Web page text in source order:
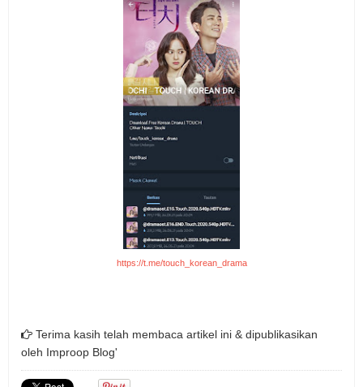
https://t.me/touch_korean_drama
Terima kasih telah membaca artikel ini & dipublikasikan
oleh Improop Blog'